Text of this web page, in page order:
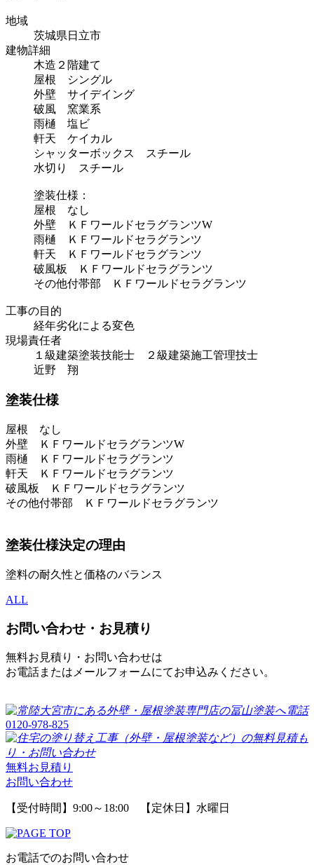
地域
茨城県日立市
建物詳細
木造２階建て
屋根 シングル
外壁 サイデイング
破風 窯業系
雨樋 塩ビ
軒天 ケイカル
シャッターボックス スチール
水切り スチール
塗装仕様：
屋根 なし
外壁 ＫＦワールドセラグランツW
雨樋 ＫＦワールドセラグランツ
軒天 ＫＦワールドセラグランツ
破風板 ＫＦワールドセラグランツ
その他付帯部 ＫＦワールドセラグランツ
工事の目的
経年劣化による変色
現場責任者
１級建築塗装技能士 ２級建築施工管理技士
近野 翔
塗装仕様
屋根 なし
外壁 ＫＦワールドセラグランツW
雨樋 ＫＦワールドセラグランツ
軒天 ＫＦワールドセラグランツ
破風板 ＫＦワールドセラグランツ
その他付帯部 ＫＦワールドセラグランツ
塗装仕様決定の理由
塗料の耐久性と価格のバランス
ALL
お問い合わせ・お見積り
無料お見積り・お問い合わせは
お電話またはメールフォームにてお申込みください。
0120-978-825
無料お見積り
お問い合わせ
【受付時間】9:00～18:00 【定休日】水曜日
お電話でのお問い合わせ